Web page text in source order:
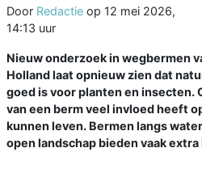
Door Redactie op 12 mei 2026,
14:13 uur
Nieuw onderzoek in wegbermen
Holland laat opnieuw zien dat
goed is voor planten en insecten.
van een berm veel invloed heeft
kunnen leven. Bermen langs
open landschap bieden vaak